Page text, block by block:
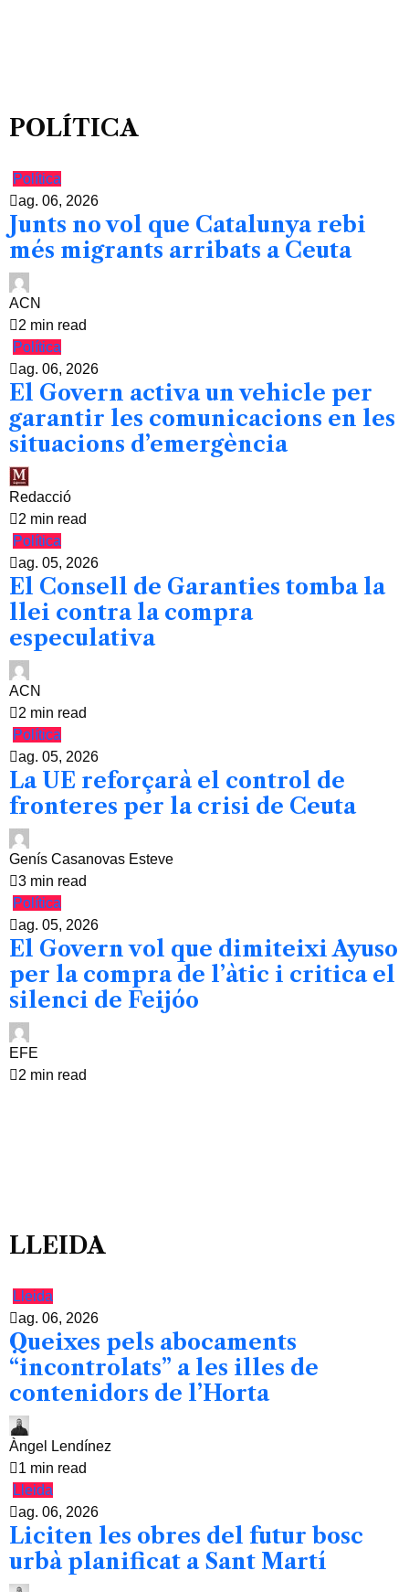
POLÍTICA
Política
ag. 06, 2026
Junts no vol que Catalunya rebi
més migrants arribats a Ceuta
ACN
2 min read
Política
ag. 06, 2026
El Govern activa un vehicle per
garantir les comunicacions en les
situacions d’emergència
Redacció
2 min read
Política
ag. 05, 2026
El Consell de Garanties tomba la
llei contra la compra
especulativa
ACN
2 min read
Política
ag. 05, 2026
La UE reforçarà el control de
fronteres per la crisi de Ceuta
Genís Casanovas Esteve
3 min read
Política
ag. 05, 2026
El Govern vol que dimiteixi Ayuso
per la compra de l’àtic i critica el
silenci de Feijóo
EFE
2 min read
LLEIDA
Lleida
ag. 06, 2026
Queixes pels abocaments
“incontrolats” a les illes de
contenidors de l’Horta
Àngel Lendínez
1 min read
Lleida
ag. 06, 2026
Liciten les obres del futur bosc
urbà planificat a Sant Martí